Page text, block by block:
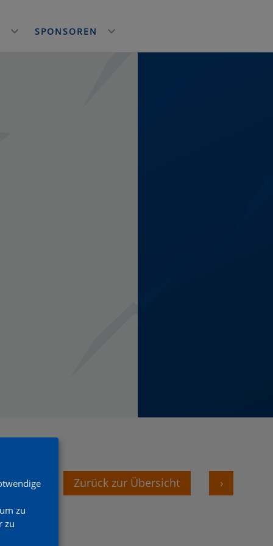
SPONSOREN
‹ Zurück zur Übersicht ›
zu
zu